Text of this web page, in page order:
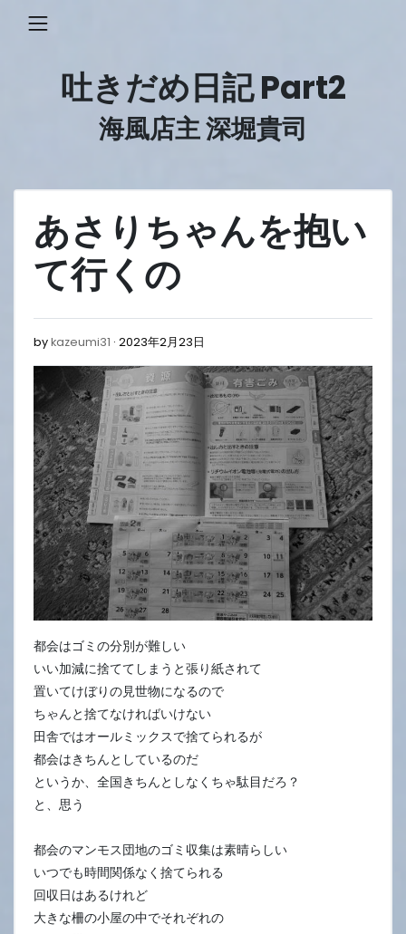
吐きだめ日記 Part2
海風店主 深堀貴司
あさりちゃんを抱い
て行くの
bykazeumi31 2023年2月23日
2
月
23
日
都会はゴミの分別が難しい
いい加減に捨ててしまうと張り紙されて
置いてけぼりの見世物になるので
ちゃんと捨てなければいけない
田舎ではオールミックスで捨てられるが
都会はきちんとしているのだ
というか、全国きちんとしなくちゃ駄目だろ？
と、思う
都会のマンモス団地のゴミ収集は素晴らしい
いつでも時間関係なく捨てられる
回収日はあるけれど
大きな柵の小屋の中でそれぞれの